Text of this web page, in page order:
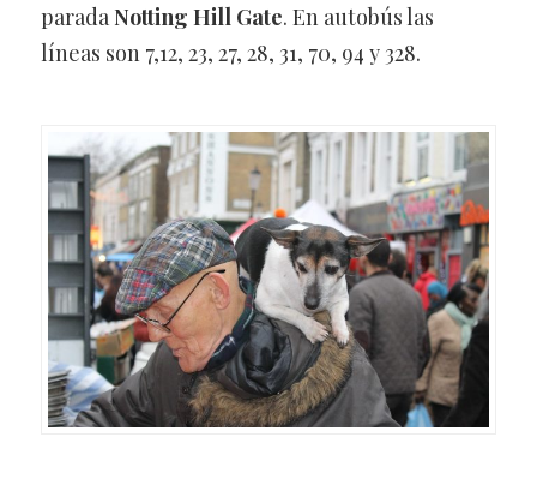
paradaNotting Hill Gate. En autobús las
líneas son 7,12, 23, 27, 28, 31, 70, 94 y 328.